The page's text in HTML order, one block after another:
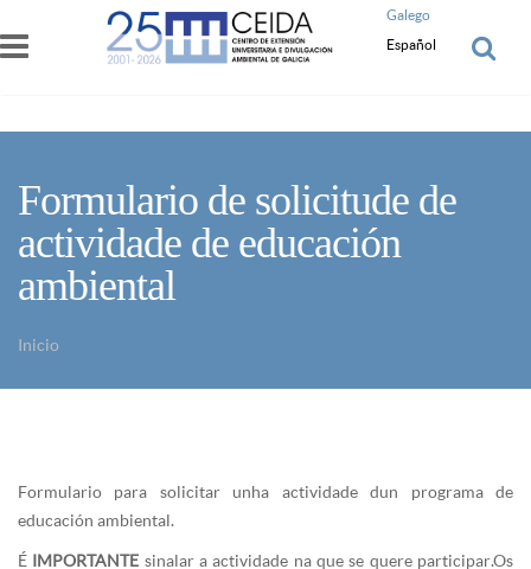
Pasar al contenido principal
Galego
Español
Formulario de solicitude de
actividade de educación
ambiental
Inicio
Formulario para solicitar unha actividade dun programa de
educación ambiental.
É IMPORTANTE sinalar a actividade na que se quere participar.Os